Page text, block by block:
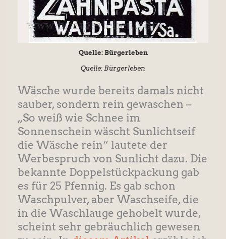
Quelle: Bürgerleben
Quelle: Bürgerleben
Wäsche wurde bereits damals nicht
sauber, sondern rein gewaschen –
„So weiß wie Schnee im
Sonnenschein wäscht Sunlichtseif
die Wäsche rein“ lautete der
Werbespruch von Sunlicht dazu. Die
bekannte Doppelstückpackung gab
es für 25 Pfennig. Es gab schon
Waschpulver, aber Waschseife, die
in die Waschlauge gehobelt wurde,
scheint sehr gebräuchlich gewesen